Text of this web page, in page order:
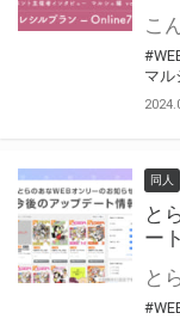
マル
同人
と
ー